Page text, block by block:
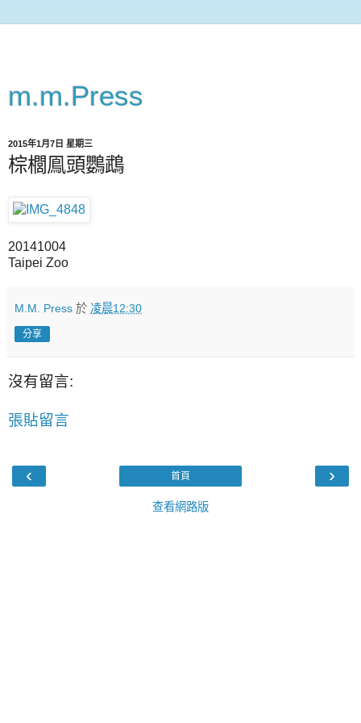
m.m.Press
2015年1月7日 星期三
棕櫚鳯頭鸚鵡
20141004
Taipei Zoo
M.M. Press 於 凌晨12:30
分享
沒有留言:
張貼留言
‹ ›
首頁
查看網路版